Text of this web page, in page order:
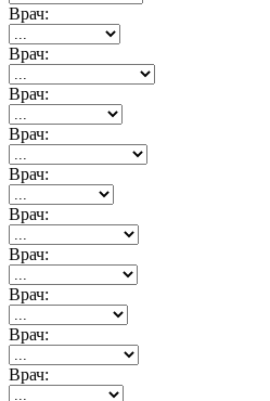
Врач:
Врач:
Врач:
Врач:
Врач:
Врач:
Врач:
Врач:
Врач:
Врач: